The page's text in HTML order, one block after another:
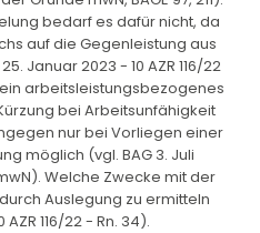
bedarf es dafür nicht, da
auf die Gegenleistung aus
Januar 2023 - 10 AZR 116/22
arbeitsleistungsbezogenes
bei Arbeitsunfähigkeit
nur bei Vorliegen einer
möglich (vgl. BAG 3. Juli
mwN). Welche Zwecke mit der
Auslegung zu ermitteln
116/22 - Rn. 34).